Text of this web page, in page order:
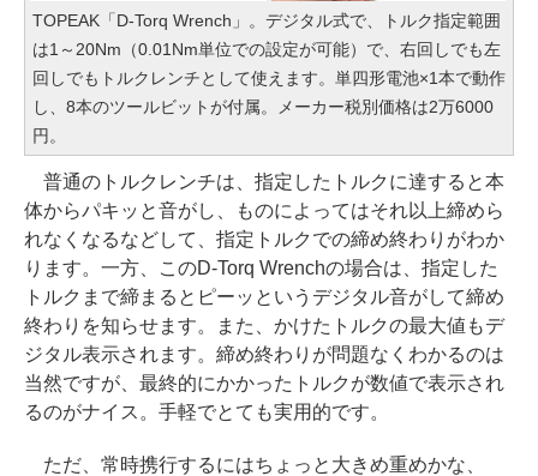
TOPEAK「D-Torq Wrench」。デジタル式で、トルク指定範囲
は1～20Nm（0.01Nm単位での設定が可能）で、右回しでも左
回しでもトルクレンチとして使えます。単四形電池×1本で動作
し、8本のツールビットが付属。メーカー税別価格は2万6000
円。
普通のトルクレンチは、指定したトルクに達すると本
体からパキッと音がし、ものによってはそれ以上締めら
れなくなるなどして、指定トルクでの締め終わりがわか
ります。一方、このD-Torq Wrenchの場合は、指定した
トルクまで締まるとピーッというデジタル音がして締め
終わりを知らせます。また、かけたトルクの最大値もデ
ジタル表示されます。締め終わりが問題なくわかるのは
当然ですが、最終的にかかったトルクが数値で表示され
るのがナイス。手軽でとても実用的です。
ただ、常時携行するにはちょっと大きめ重めかな、